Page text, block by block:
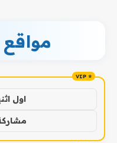
اول